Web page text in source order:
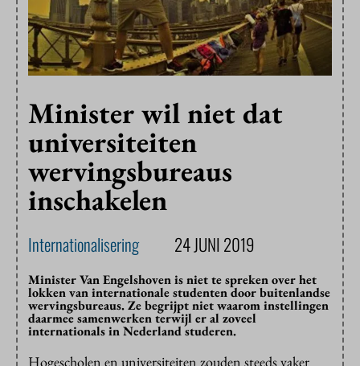
Minister wil niet dat
universiteiten
wervingsbureaus
inschakelen
Internationalisering 24 JUNI 2019
Minister Van Engelshoven is niet te spreken over het
lokken van internationale studenten door buitenlandse
wervingsbureaus. Ze begrijpt niet waarom instellingen
daarmee samenwerken terwijl er al zoveel
internationals in Nederland studeren.
Hogescholen en universiteiten zouden steeds vaker